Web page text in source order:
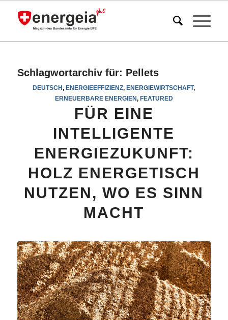
Schlagwortarchiv für: Pellets
DEUTSCH,ENERGIEEFFIZIENZ,ENERGIEWIRTSCHAFT,
ERNEUERBARE ENERGIEN, FEATURED
FÜR EINE
INTELLIGENTE
ENERGIEZUKUNFT:
HOLZ ENERGETISCH
NUTZEN, WO ES SINN
MACHT